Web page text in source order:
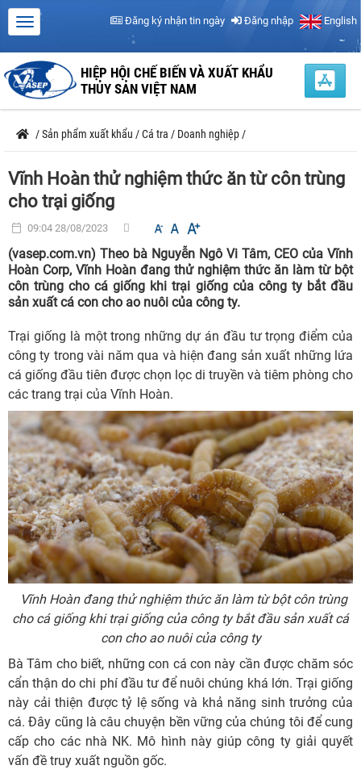
Đăng ký nhận tin ngày Đăng nhập English
HIỆP HỘI CHẾ BIẾN VÀ XUẤT KHẨU
THỦY SẢN VIỆT NAM
/Sản phẩm xuất khẩu /Cá tra / Doanh nghiệp /
Vĩnh Hoàn thử nghiệm thức ăn từ côn trùng
cho trại giống
09:04 28/08/2023
(vasep.com.vn) Theo bà Nguyễn Ngô Vi Tâm, CEO của Vĩnh
Hoàn Corp, Vĩnh Hoàn đang thử nghiệm thức ăn làm từ bột
côn trùng cho cá giống khi trại giống của công ty bắt đầu
sản xuất cá con cho ao nuôi của công ty.
Trại giống là một trong những dự án đầu tư trọng điểm của
công ty trong vài năm qua và hiện đang sản xuất những lứa
cá giống đầu tiên được chọn lọc di truyền và tiêm phòng cho
các trang trại của Vĩnh Hoàn.
Vĩnh Hoàn đang thử nghiệm thức ăn làm từ bột côn trùng
cho cá giống khi trại giống của công ty bắt đầu sản xuất cá
con cho ao nuôi của công ty
Bà Tâm cho biết, những con cá con này cần được chăm sóc
cẩn thận do chi phí đầu tư để nuôi chúng khá lớn. Trại giống
này cải thiện được tỷ lệ sống và khả năng sinh trưởng của
cá. Đây cũng là câu chuyện bền vững của chúng tôi để cung
cấp cho các nhà NK. Mô hình này giúp công ty giải quyết
vấn đề truy xuất nguồn gốc.